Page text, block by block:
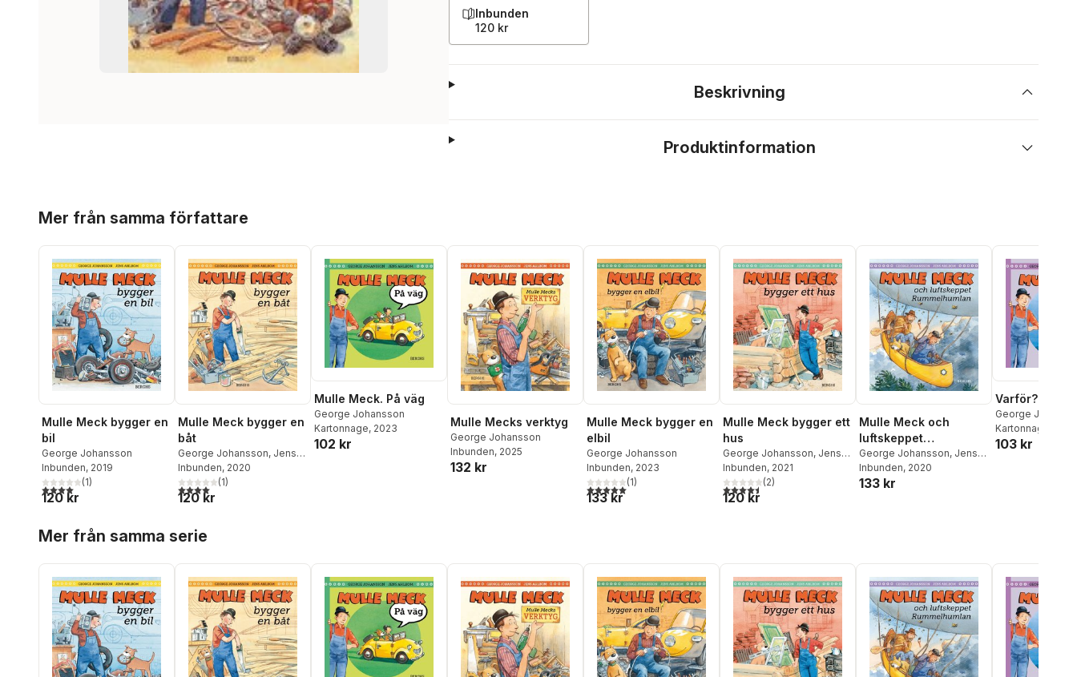
Inbunden
120 kr
Beskrivning
Produktinformation
Mer från samma författare
Mulle Meck bygger en
bil
George Johansson
Inbunden, 2019
4,0utav 5 stjärnor. Totalt antal röster:
(1)
120 kr
Mulle Meck bygger en
båt
George Johansson, Jens
Ahlbom
Inbunden, 2020
4,0utav 5 stjärnor. Totalt antal röster:
(1)
120 kr
Mulle Meck. På väg
George Johansson
Kartonnage, 2023
102 kr
Mulle Mecks verktyg
George Johansson
Inbunden, 2025
132 kr
Mulle Meck bygger en
elbil
George Johansson
Inbunden, 2023
5,0utav 5 stjärnor. Totalt antal röster:
(1)
133 kr
Mulle Meck bygger ett
hus
George Johansson, Jens
Ahlbom
Inbunden, 2021
4,5utav 5 stjärnor. Totalt antal röster:
(2)
120 kr
Mulle Meck och
luftskeppet
Rummelhumlan
George Johansson, Jens
Ahlbom
Inbunden, 2020
133 kr
Varför?
George
Kartonnage
103 kr
Mer från samma serie